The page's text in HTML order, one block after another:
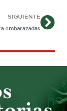
SIGUIENTE
embarazadas